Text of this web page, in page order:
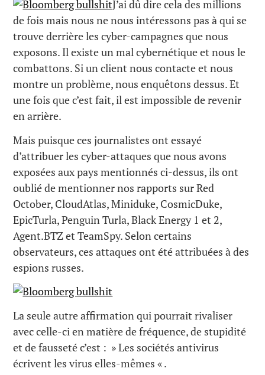
J’ai dû dire cela des millions
de fois mais nous ne nous intéressons pas à qui se
trouve derrière les cyber-campagnes que nous
exposons. Il existe un mal cybernétique et nous le
combattons. Si un client nous contacte et nous
montre un problème, nous enquêtons dessus. Et
une fois que c’est fait, il est impossible de revenir
en arrière.
Mais puisque ces journalistes ont essayé
d’attribuer les cyber-attaques que nous avons
exposées aux pays mentionnés ci-dessus, ils ont
oublié de mentionner nos rapports sur Red
October, CloudAtlas, Miniduke, CosmicDuke,
EpicTurla, Penguin Turla, Black Energy 1 et 2,
Agent.BTZ et TeamSpy. Selon certains
observateurs, ces attaques ont été attribuées à des
espions russes.
La seule autre affirmation qui pourrait rivaliser
avec celle-ci en matière de fréquence, de stupidité
et de fausseté c’est : » Les sociétés antivirus
écrivent les virus elles-mêmes « .